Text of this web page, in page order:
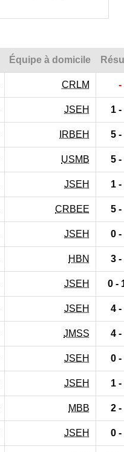
Équipe à domicile
CRLM -
JSEH 1 -
IRBEH 5 -
USMB 5 -
JSEH 1 -
CRBEE 5 -
JSEH 0 -
HBN 3 -
JSEH 0 -
JSEH 4 -
JMSS 4 -
JSEH 0 -
JSEH 1 -
MBB 2 -
JSEH 0 -